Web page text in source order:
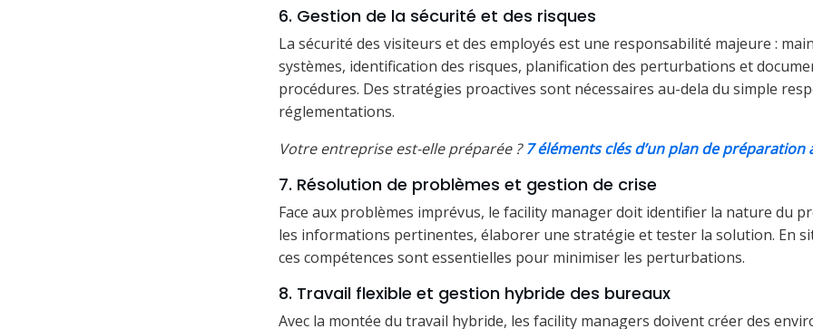
6. Gestion de la sécurité et des risques
La sécurité des visiteurs et des employés est une responsabilité majeure :
systèmes, identification des risques, planification des perturbations et
procédures. Des stratégies proactives sont nécessaires au-dela du simple
réglementations.
Votre entreprise est-elle préparée ?7 éléments clés d’un plan de préparation
7. Résolution de problèmes et gestion de crise
Face aux problèmes imprévus, le facility manager doit identifier la nature du
les informations pertinentes, élaborer une stratégie et tester la solution. En
ces compétences sont essentielles pour minimiser les perturbations.
8. Travail flexible et gestion hybride des bureaux
Avec la montée du travail hybride, les facility managers doivent créer des